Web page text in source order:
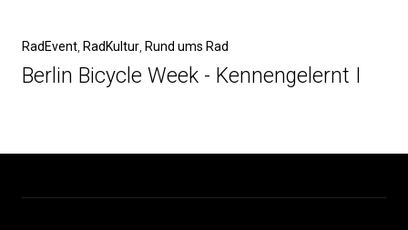
Nächster
Beitrag
RadEvent RadKultur Rund ums Rad
Berlin Bicycle Week - Kennengelernt I